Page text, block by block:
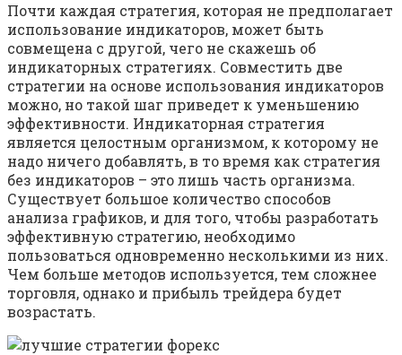
Почти каждая стратегия, которая не предполагает
использование индикаторов, может быть
совмещена с другой, чего не скажешь об
индикаторных стратегиях. Совместить две
стратегии на основе использования индикаторов
можно, но такой шаг приведет к уменьшению
эффективности. Индикаторная стратегия
является целостным организмом, к которому не
надо ничего добавлять, в то время как стратегия
без индикаторов – это лишь часть организма.
Существует большое количество способов
анализа графиков, и для того, чтобы разработать
эффективную стратегию, необходимо
пользоваться одновременно несколькими из них.
Чем больше методов используется, тем сложнее
торговля, однако и прибыль трейдера будет
возрастать.